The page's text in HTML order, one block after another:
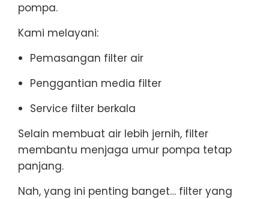
pompa.
Kami melayani:
Pemasangan filter air
Penggantian media filter
Service filter berkala
Selain membuat air lebih jernih, filter
membantu menjaga umur pompa tetap
panjang.
Nah, yang ini penting banget… filter yang